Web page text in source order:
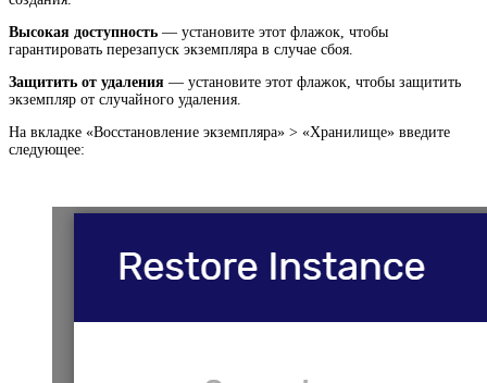
Высокая доступность — установите этот флажок, чтобы
гарантировать перезапуск экземпляра в случае сбоя.
Защитить от удаления — установите этот флажок, чтобы защитить
экземпляр от случайного удаления.
На вкладке «Восстановление экземпляра» > «Хранилище» введите
следующее: